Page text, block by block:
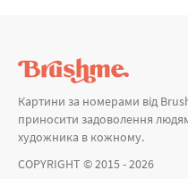
Картини за номерами від
приносити задоволення людям
художника в кожному.
COPYRIGHT © 2015 - 2026